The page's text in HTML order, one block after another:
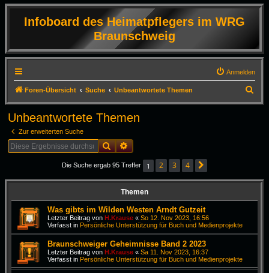
Infoboard des Heimatpflegers im WRG
Braunschweig
Anmelden
Foren-Übersicht Suche Unbeantwortete Themen
u
Unbeantwortete Themen
Zur erweiterten Suche
SucheErweiterte Suche
Die Suche ergab 95 Treffer 1 2 3 4
Themen
Was gibts im Wilden Westen Arndt Gutzeit
Letzter Beitrag von H.Krause « So 12. Nov 2023, 16:56
Verfasst in Persönliche Unterstützung für Buch und Medienprojekte
Braunschweiger Geheimnisse Band 2 2023
Letzter Beitrag von H.Krause « Sa 11. Nov 2023, 16:37
Verfasst in Persönliche Unterstützung für Buch und Medienprojekte